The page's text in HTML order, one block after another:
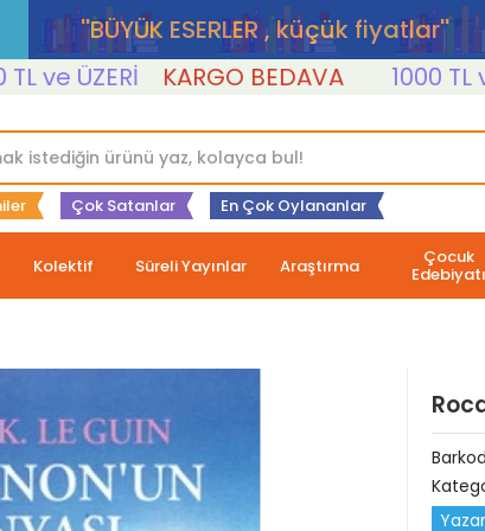
''BÜYÜK ESERLER , küçük fiyatlar''
ÜZERİ KARGO BEDAVA 1000 TL ve
Çok Satanlar En Çok Oylananlar
Kolektif Süreli Yayınlar Araştırma Çocuk
Edebiyatı